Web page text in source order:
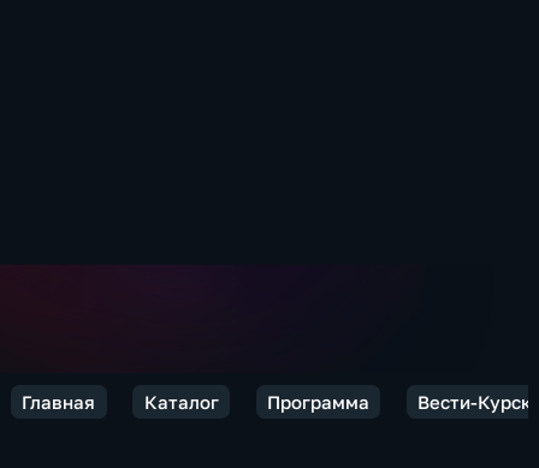
Главная Каталог Программа Вести-Курск